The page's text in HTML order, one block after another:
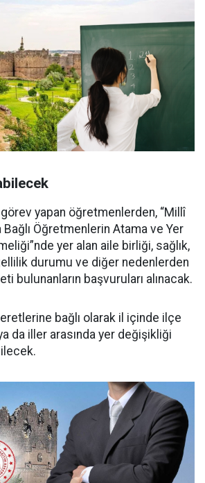
görev yapan öğretmenlerden, “Millî
Bağlı Öğretmenlerin Atama ve Yer
yer alan aile birliği, sağlık,
durumu ve diğer nedenlerden
bulunanların başvuruları alınacak.
bağlı olarak il içinde ilçe
da iller arasında yer değişikliği